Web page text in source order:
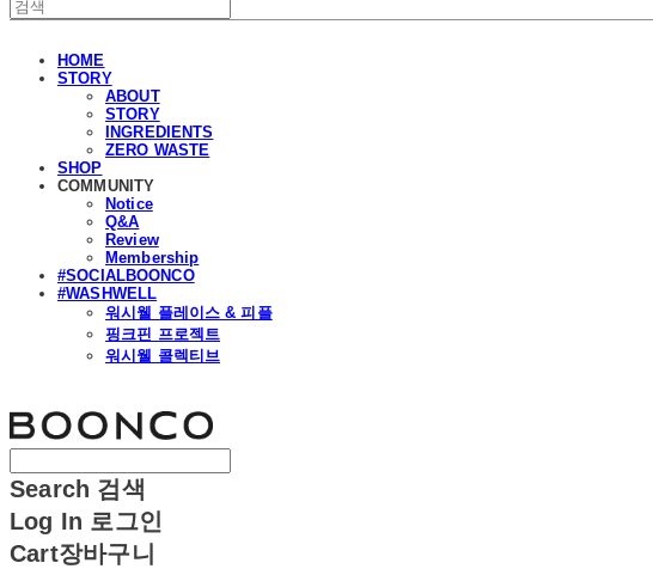
HOME
STORY
ABOUT
STORY
INGREDIENTS
ZERO WASTE
SHOP
COMMUNITY
Notice
Q&A
Review
Membership
#SOCIALBOONCO
#WASHWELL
워시웰 플레이스 & 피플
핑크핀 프로젝트
워시웰 콜렉티브
Search 검색
Log In 로그인
Cart장바구니